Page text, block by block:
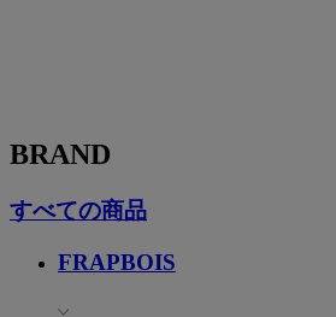
BRAND
すべての商品
FRAPBOIS